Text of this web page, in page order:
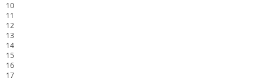
10
11
12
13
14
15
16
17